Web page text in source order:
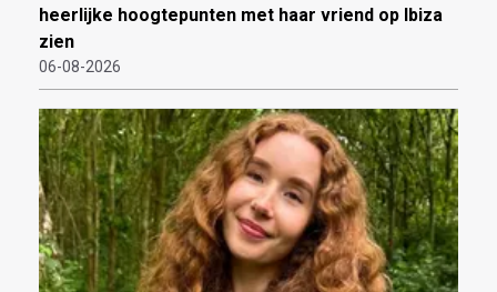
heerlijke hoogtepunten met haar vriend op Ibiza
zien
06-08-2026